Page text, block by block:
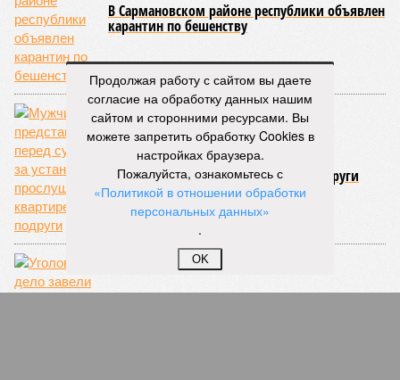
В Сармановском районе республики объявлен
карантин по бешенству
Мужчина предстанет перед судом за
установку прослушки в квартире подруги
Продолжая работу с сайтом вы даете
согласие на обработку данных нашим
сайтом и сторонними ресурсами. Вы
можете запретить обработку Cookies в
настройках браузера.
Пожалуйста, ознакомьтесь с
«Политикой в отношении обработки
персональных данных»
.
OK